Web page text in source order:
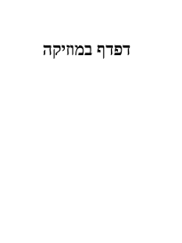
דפדף במוזיקה